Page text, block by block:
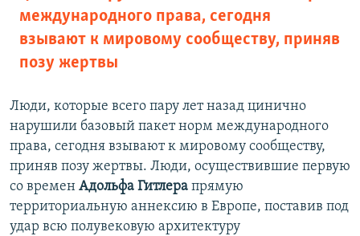
международного права, сегодня
взывают к мировому сообществу, приняв
позу жертвы
Люди, которые всего пару лет назад цинично
нарушили базовый пакет норм международного
права, сегодня взывают к мировому сообществу,
приняв позу жертвы. Люди, осуществившие первую
со времен Адольфа Гитлера прямую
территориальную аннексию в Европе, поставив под
удар всю полувековую архитектуру